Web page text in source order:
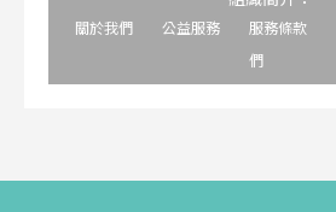
關於我們 公益服務 服務條款
們